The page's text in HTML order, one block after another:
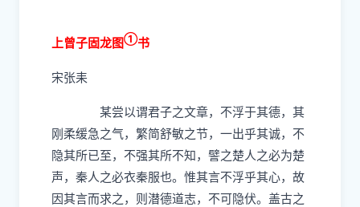
上曾子固龙图①书
宋张耒
某尝以谓君子之文章，不浮于其德，其
刚柔缓急之气，繁简舒敏之节，一出乎其诚，不
隐其所已至，不强其所不知，譬之楚人之必为楚
声，秦人之必衣秦服也。惟其言不浮乎其心，故
因其言而求之，则潜德道志，不可隐伏。盖古之